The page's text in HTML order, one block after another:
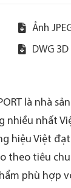
Ảnh
DWG 3D
là nhà
nhiều nhất
hiệu Việt đạt
theo tiêu
phù hợp